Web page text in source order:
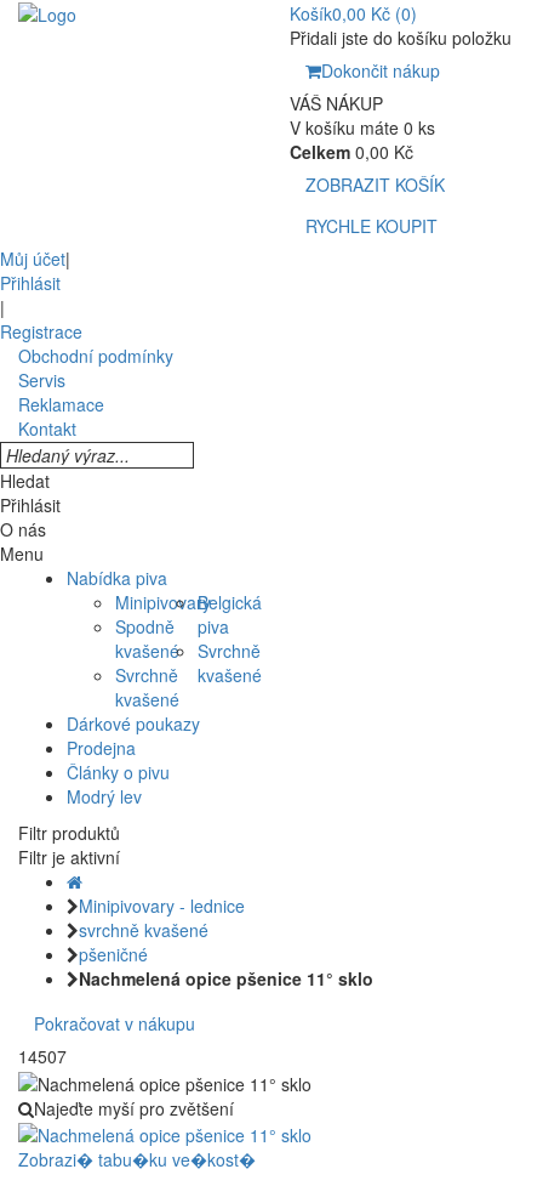
Košík0,00 Kč (0)
Přidali jste do košíku položku
Dokončit nákup
VÁŠ NÁKUP
V košíku máte 0 ks
Celkem 0,00 Kč
ZOBRAZIT KOŠÍK
RYCHLE KOUPIT
Můj účet|
Přihlásit
|
Registrace
Obchodní podmínky
Servis
Reklamace
Kontakt
Hledat
Přihlásit
O nás
Menu
Nabídka piva
Minipivovary
Spodně
kvašené
Svrchně
kvašené
Belgická
piva
Svrchně
kvašené
Dárkové poukazy
Prodejna
Články o pivu
Modrý lev
Filtr produktů
Filtr je aktivní
Minipivovary - lednice
svrchně kvašené
pšeničné
Nachmelená opice pšenice 11° sklo
Pokračovat v nákupu
14507
Najeďte myší pro zvětšení
Zobrazi� tabu�ku ve�kost�